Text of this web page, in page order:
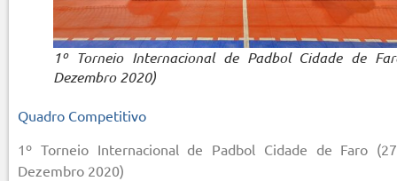
1º Torneio Internacional de Padbol Cidade de
Dezembro 2020)
Quadro Competitivo
1º Torneio Internacional de Padbol Cidade de Faro (27
Dezembro 2020)